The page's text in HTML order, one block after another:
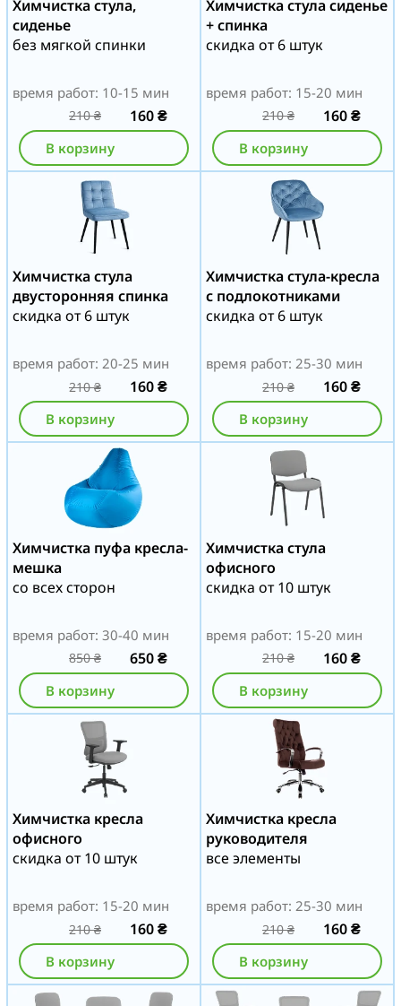
Химчистка стула,
сиденье
без мягкой спинки
время работ: 10-15 мин
210₴ 160₴
В корзину
Химчистка стула сиденье
+ спинка
скидка от 6 штук
время работ: 15-20 мин
210₴ 160₴
В корзину
Химчистка стула
двусторонняя спинка
скидка от 6 штук
время работ: 20-25 мин
210₴ 160₴
В корзину
Химчистка стула-кресла
с подлокотниками
скидка от 6 штук
время работ: 25-30 мин
210₴ 160₴
В корзину
Химчистка пуфа кресла-
мешка
со всех сторон
время работ: 30-40 мин
850₴ 650₴
В корзину
Химчистка стула
офисного
скидка от 10 штук
время работ: 15-20 мин
210₴ 160₴
В корзину
Химчистка кресла
офисного
скидка от 10 штук
время работ: 15-20 мин
210₴ 160₴
В корзину
Химчистка кресла
руководителя
все элементы
время работ: 25-30 мин
210₴ 160₴
В корзину